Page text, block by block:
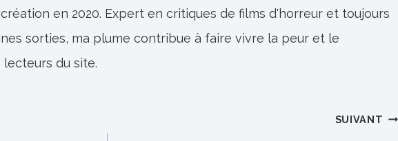
en 2020. Expert en critiques de films d'horreur et toujours
sorties, ma plume contribue à faire vivre la peur et le
du site.
SUIVANT